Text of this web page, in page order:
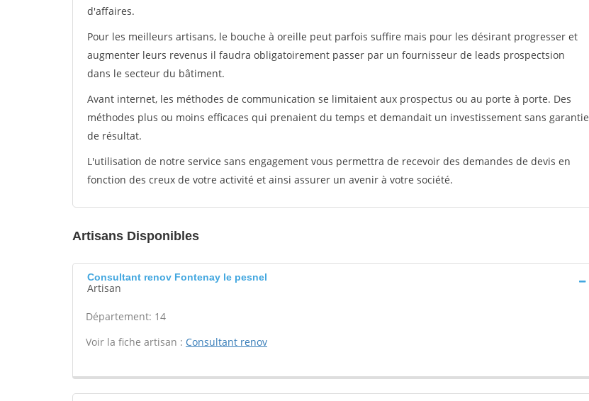
d'affaires.
Pour les meilleurs artisans, le bouche à oreille peut parfois suffire mais pour les désirant progresser et
augmenter leurs revenus il faudra obligatoirement passer par un fournisseur de leads prospectsion
dans le secteur du bâtiment.
Avant internet, les méthodes de communication se limitaient aux prospectus ou au porte à porte. Des
méthodes plus ou moins efficaces qui prenaient du temps et demandait un investissement sans garantie
de résultat.
L'utilisation de notre service sans engagement vous permettra de recevoir des demandes de devis en
fonction des creux de votre activité et ainsi assurer un avenir à votre société.
Artisans Disponibles
Consultant renov Fontenay le pesnel
Artisan
Département: 14
Voir la fiche artisan : Consultant renov